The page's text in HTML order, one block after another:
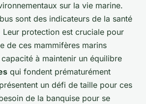
sur la vie marine.
sont des indicateurs de la santé
Leur protection est cruciale pour
de ces mammifères marins
à maintenir un équilibre
qui fondent prématurément
un défi de taille pour ces
de la banquise pour se